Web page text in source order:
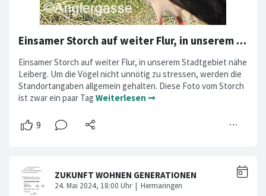
Einsamer Storch auf weiter Flur, in unserem Stadtgebiet
Einsamer Storch auf weiter Flur, in unserem Stadtgebiet nähe
Leiberg. Um die Vögel nicht unnötig zu stressen, werden die
Standortangaben allgemein gehalten. Diese Foto vom Storch
ist zwar ein paar Tag Weiterlesen ➞